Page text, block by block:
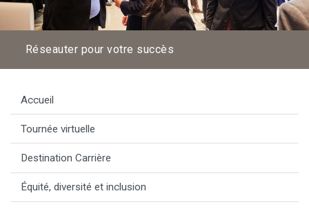
Réseauter pour votre succès
Accueil
Tournée virtuelle
Destination Carrière
Équité, diversité et inclusion